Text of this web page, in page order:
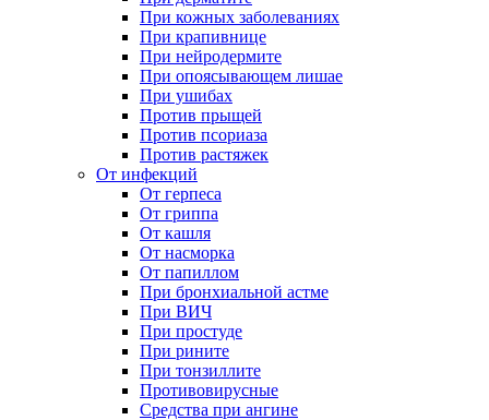
При кожных заболеваниях
При крапивнице
При нейродермите
При опоясывающем лишае
При ушибах
Против прыщей
Против псориаза
Против растяжек
От инфекций
От герпеса
От гриппа
От кашля
От насморка
От папиллом
При бронхиальной астме
При ВИЧ
При простуде
При рините
При тонзиллите
Противовирусные
Средства при ангине